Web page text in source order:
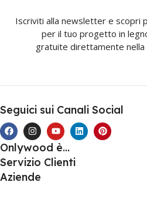
Iscriviti alla newsletter e scopri
per il tuo progetto in
gratuite direttamente nella
Seguici sui Canali Social
Onlywood è...
Servizio Clienti
Aziende